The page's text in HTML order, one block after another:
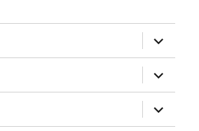
anzeigen
anzeigen
anzeigen